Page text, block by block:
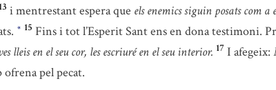
i mentrestant espera que els enemics siguin posats com a
* 15 Fins i tot l’Esperit Sant ens en dona testimoni.
lleis en el seu cor, les escriuré en el seu interior. 17 I afegeix:
ofrena pel pecat.